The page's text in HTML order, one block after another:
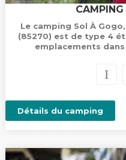
Le camping Sol À
(85270) est de type 4
emplacements
Détails du camping